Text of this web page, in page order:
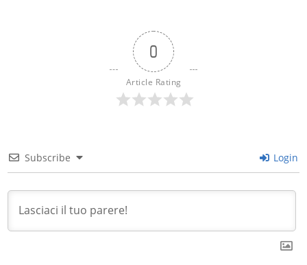
0
Article Rating
Subscribe Login